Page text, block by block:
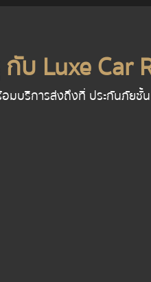
บ Luxe
มบริการส่งถึงที่ ประกันภัย